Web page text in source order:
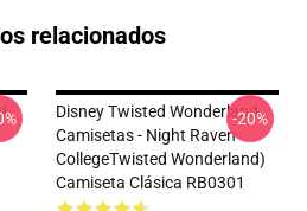
relacionados
Disney Twisted Wonderland
Camisetas - Night Raven
CollegeTwisted Wonderland)
Camiseta Clásica RB0301
-20%